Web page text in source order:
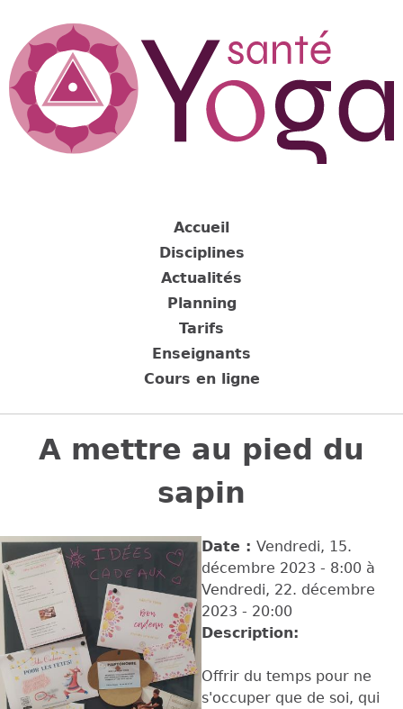
navigation
Back
A mettre au pied du
sapin
Date : Vendredi, 15.
décembre 2023 - 8:00 à
Vendredi, 22. décembre
2023 - 20:00
Description:
Offrir du temps pour ne
s'occuper que de soi, qui
Accueil
Disciplines
Actualités
Planning
Tarifs
Enseignants
Cours en ligne